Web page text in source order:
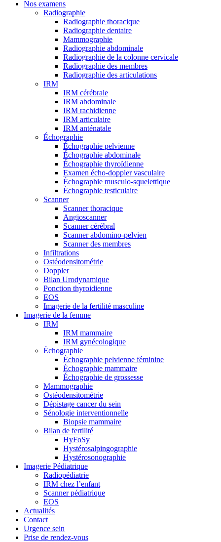
Nos examens
Radiographie
Radiographie thoracique
Radiographie dentaire
Mammographie
Radiographie abdominale
Radiographie de la colonne cervicale
Radiographie des membres
Radiographie des articulations
IRM
IRM cérébrale
IRM abdominale
IRM rachidienne
IRM articulaire
IRM anténatale
Échographie
Échographie pelvienne
Échographie abdominale
Échographie thyroïdienne
Examen écho-doppler vasculaire
Échographie musculo-squelettique
Échographie testiculaire
Scanner
Scanner thoracique
Angioscanner
Scanner cérébral
Scanner abdomino-pelvien
Scanner des membres
Infiltrations
Ostéodensitométrie
Doppler
Bilan Urodynamique
Ponction thyroidienne
EOS
Imagerie de la fertilité masculine
Imagerie de la femme
IRM
IRM mammaire
IRM gynécologique
Échographie
Échographie pelvienne féminine
Échographie mammaire
Échographie de grossesse
Mammographie
Ostéodensitométrie
Dépistage cancer du sein
Sénologie interventionnelle
Biopsie mammaire
Bilan de fertilité
HyFoSy
Hystérosalpingographie
Hystérosonographie
Imagerie Pédiatrique
Radiopédiatrie
IRM chez l’enfant
Scanner pédiatrique
EOS
Actualités
Contact
Urgence sein
Prise de rendez-vous